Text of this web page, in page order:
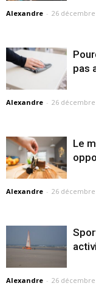
Alexandre - 26 décembre
pas
Alexandre - 26 décembre
Le
Alexandre - 26 décembre
Alexandre - 26 décembre